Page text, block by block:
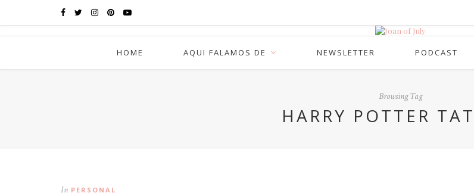
HOME AQUI FALAMOS DE NEWSLETTER PODCAST
Browsing Tag
HARRY POTTER
In PERSONAL